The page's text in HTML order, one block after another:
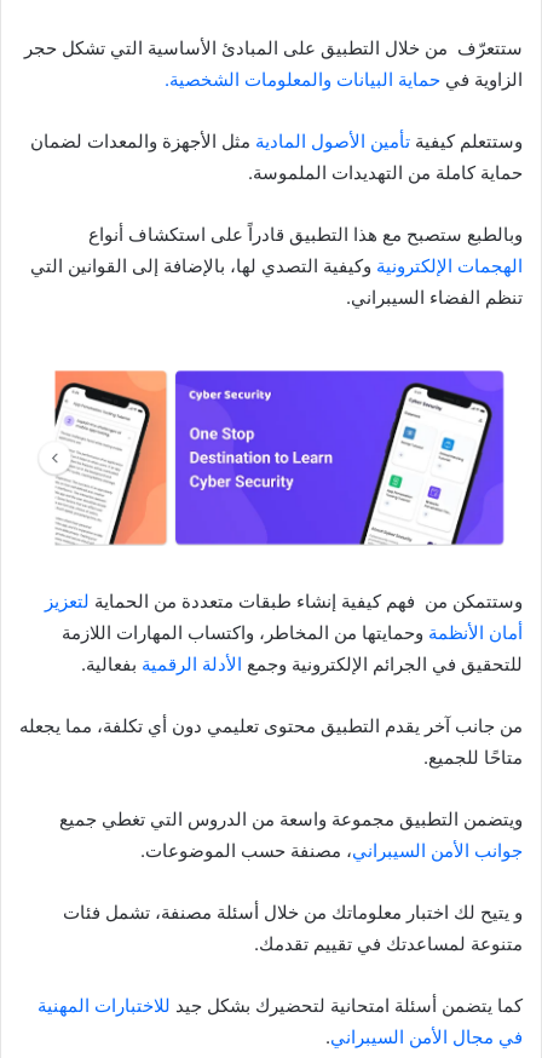
ستتعرّف من خلال التطبيق على المبادئ الأساسية التي تشكل حجر
الزاوية في حماية البيانات والمعلومات الشخصية.
وستتعلم كيفية تأمين الأصول المادية مثل الأجهزة والمعدات لضمان
حماية كاملة من التهديدات الملموسة.
وبالطبع ستصبح مع هذا التطبيق قادراً على استكشاف أنواع
الهجمات الإلكترونية وكيفية التصدي لها، بالإضافة إلى القوانين التي
تنظم الفضاء السيبراني.
وستتمكن من فهم كيفية إنشاء طبقات متعددة من الحماية لتعزيز
أمان الأنظمة وحمايتها من المخاطر، واكتساب المهارات اللازمة
للتحقيق في الجرائم الإلكترونية وجمع الأدلة الرقمية بفعالية.
من جانب آخر يقدم التطبيق محتوى تعليمي دون أي تكلفة، مما يجعله
متاحًا للجميع.
ويتضمن التطبيق مجموعة واسعة من الدروس التي تغطي جميع
جوانب الأمن السيبراني، مصنفة حسب الموضوعات.
و يتيح لك اختبار معلوماتك من خلال أسئلة مصنفة، تشمل فئات
متنوعة لمساعدتك في تقييم تقدمك.
كما يتضمن أسئلة امتحانية لتحضيرك بشكل جيد للاختبارات المهنية
في مجال الأمن السيبراني.